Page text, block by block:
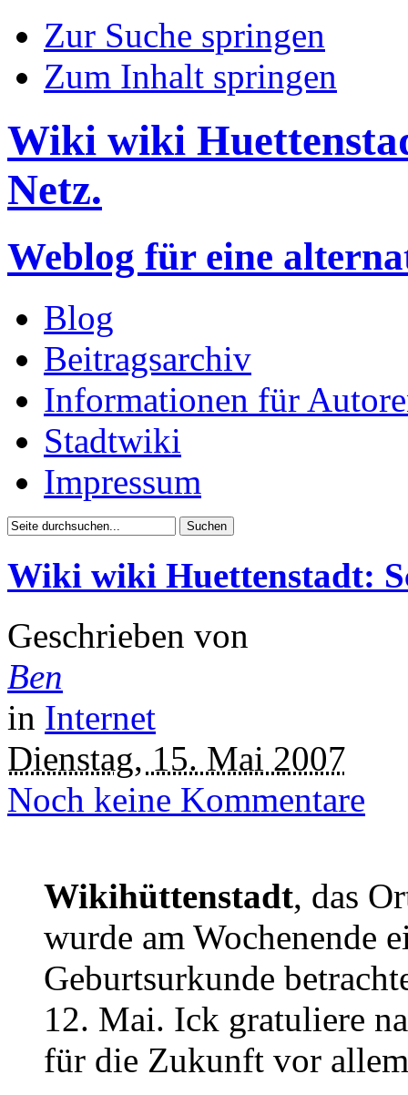
Zur Suche springen
Zum Inhalt springen
Wiki wiki
Netz.
Weblog für eine
Blog
Beitragsarchiv
Informationen für
Stadtwiki
Impressum
Wiki wiki Huettenstadt:
Geschrieben von
Ben
in Internet
Dienstag, 15. Mai 2007
Noch keine Kommentare
Wikihüttenstadt, das
wurde am Wochenende
Geburtsurkunde
12. Mai. Ick gratuliere
für die Zukunft vor